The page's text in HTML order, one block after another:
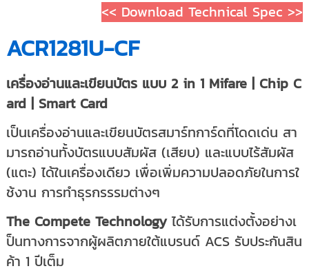
<< Download Technical Spec >>
ACR1281U-CF
เครื่องอ่านและเขียนบัตร แบบ 2 in 1 Mifare | Chip C
ard | Smart Card
เป็นเครื่องอ่านและเขียนบัตรสมาร์ทการ์ดที่โดดเด่น สา
มารถอ่านทั้งบัตรแบบสัมผัส (เสียบ) และแบบไร้สัมผัส
(แตะ) ได้ในเครื่องเดียว เพื่อเพิ่มความปลอดภัยในการใ
ช้งาน การทำธุรกรรรมต่างๆ
The Compete Technology ได้รับการแต่งตั้งอย่างเ
ป็นทางการจากผู้ผลิตภายใต้แบรนด์ ACS รับประกันสิน
ค้า 1 ปีเต็ม